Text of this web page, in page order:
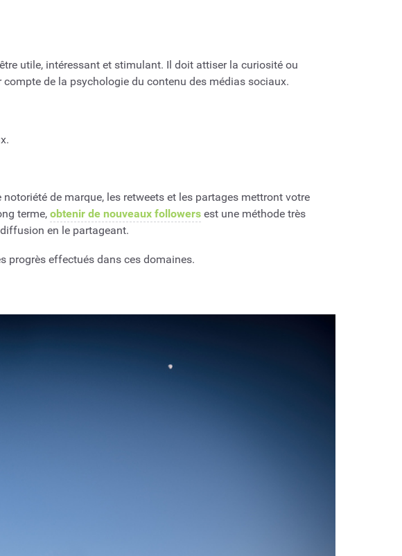
utile, intéressant et stimulant. Il doit attiser la curiosité ou
compte de la psychologie du contenu des médias sociaux.
de marque, les retweets et les partages mettront votre
terme, obtenir de nouveaux followers est une méthode très
en le partageant.
progrès effectués dans ces domaines.